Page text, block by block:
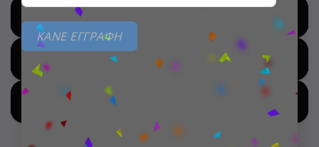
ΚΑΝΕ ΕΓΓΡΑΦΗ
SHOP FOR HOT DEALS
SHOP BY NEW ARRIVALS